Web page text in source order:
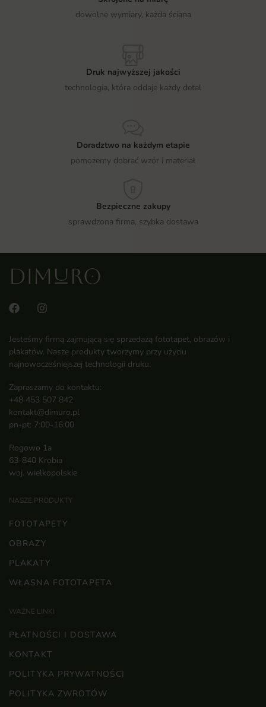
dowolne wymiary, każda ściana
Druk najwyższej jakości
technologia, która oddaje każdy detal
Doradztwo na każdym etapie
pomożemy dobrać wzór i materiał
Bezpieczne zakupy
sprawdzona firma, szybka dostawa
Jesteśmy firmą zajmującą się sprzedażą fototapet, obrazów i
plakatów. Nasze produkty tworzymy przy użyciu
najnowocześniejszej technologii druku.
Zapraszamy do kontaktu:
+48 453 507 842
kontakt@dimuro.pl
pn-pt: 7:00-16:00
Rogowo 1a
63-840 Krobia
woj. wielkopolskie
NASZE PRODUKTY
FOTOTAPETY
OBRAZY
PLAKATY
WŁASNA FOTOTAPETA
WAŻNE LINKI
PŁATNOŚCI I DOSTAWA
KONTAKT
POLITYKA PRYWATNOŚCI
POLITYKA ZWROTÓW